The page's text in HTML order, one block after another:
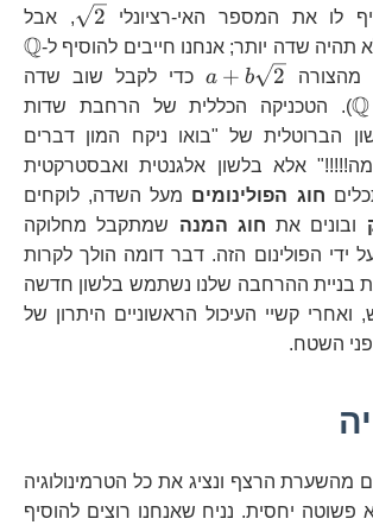
\mathbb{Q}
לו את המספר האי-רציונלי 2
, אבל
תהיה שדה יותר; אנחנו חייבים להוסיף ל-Q
מהצורה a + b 2
כדי לקבל שוב שדה
Q). הטכניקה הכללית של הרחבת שדות
הברוטלית של "בואו ניקח המון דברים
אלא בלשון אלגנטית ואבסטרקטית
חוג הפולינומים מעל השדה, לוקחים
ובונים את חוג המנה שמתקבל מחלוקה
ידי הפולינום הזה. דבר דומה הולך לקרות
בניית ההרחבה שלנו נשתמש בלשון חדשה
קשיי העיכול הראשוניים היתרון של
השטח.
מהשערת הרצף ונציג את כל הטרמינולוגיה
יחסית. נניח שאנחנו רוצים להוסיף